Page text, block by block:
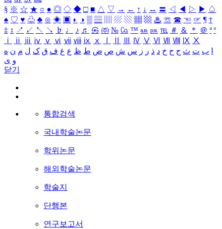
§ ※ ☆ ★ ○ ● ◎ ◇ ◆ □ ■ △ ▽ → ← ↑ ↓ ↔ 〓 ◁ ◀ ▷ ▶ ♤
♠ ♡ ♥ ♧ ♣ ⊙ ◈ ▣ ◐ ◑ ▒ ▤ ▨ ▧ ▦ ▩ ♨ ☏ ☎ ☜ ☞ ¶ †
‡ ↕ ↗ ↙ ↖ ↘ ♭ ♩ ♪ ♬ ㉿ ㈜ № ㏇ ™ ㏂ ㏘ ℡ ＃ ＆ ＊ ＠ ª º
ⅰ
ⅱ ⅲ ⅳ ⅴ ⅵ ⅶ ⅷ ⅸ ⅹ Ⅳ Ⅴ Ⅵ Ⅶ Ⅷ Ⅸ Ⅹ
ب ت ث ج ح خ د ذ ر ز س ش ص ض ط ظ ع غ ف ق ک ل م ن ه
و ی
닫기
통합검색
국내학술논문
학위논문
해외학술논문
학술지
단행본
연구보고서